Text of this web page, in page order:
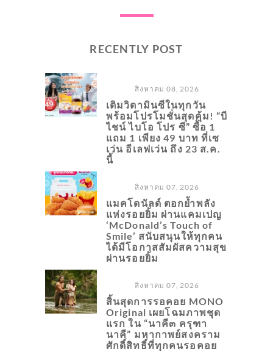
RECENTLY POST
สิงหาคม 08, 2026
เติมวิตามินซีในทุกวัน
พร้อมโปรโมชั่นสุดคุ้ม! “บี
ไชน์ ไบโอ โปร ซี” ซื้อ 1
แถม 1 เพียง 49 บาท ที่เซ
เว่น อีเลฟเว่น ถึง 23 ส.ค.
นี้
สิงหาคม 07, 2026
แมคโดนัลด์ ตอกย้ำพลัง
แห่งรอยยิ้ม ผ่านแคมเปญ
‘McDonald’s Touch of
Smile’ สนับสนุนให้ทุกคน
ได้มีโอกาสสัมผัสความสุข
ผ่านรอยยิ้ม
สิงหาคม 07, 2026
สิ้นสุดการรอคอย MONO
Original เผยโฉมภาพชุด
แรก ใน “นาคี๓ ครุฑา
นาคี” มหากาพย์สงคราม
ศักดิ์สิทธิ์ที่ทุกคนรอคอย